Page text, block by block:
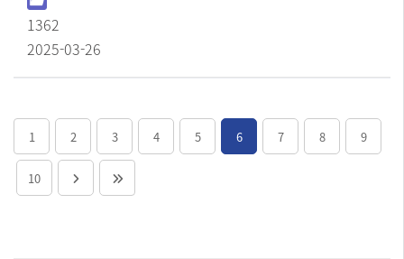
1362
2025-03-26
1 2 3 4 5 6 7 8 9
10